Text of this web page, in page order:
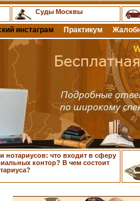
Суды Москвы
инстаграм Практикум
нотариусов: что входит в сферу
контор? В чем состоит